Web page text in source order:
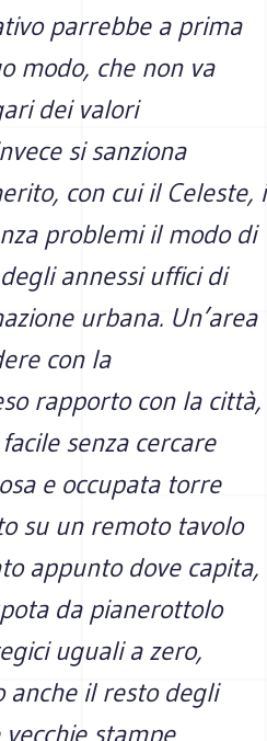
parrebbe a prima
modo, che non va
dei valori
si sanziona
con cui il Celeste, i
problemi il modo di
annessi uffici di
urbana. Un’area
con la
rapporto con la città,
senza cercare
e occupata torre
su un remoto tavolo
appunto dove capita,
da pianerottolo
uguali a zero,
anche il resto degli
stampe